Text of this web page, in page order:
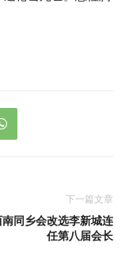
下一篇文章
同乡会改选李新城连
任第八届会长